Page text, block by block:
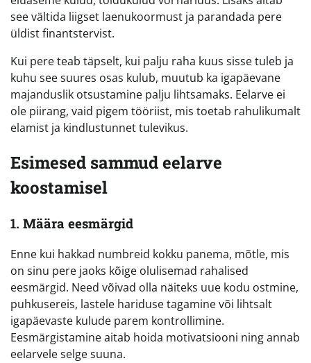
see vältida liigset laenukoormust ja parandada pere
üldist finantstervist.
Kui pere teab täpselt, kui palju raha kuus sisse tuleb ja
kuhu see suures osas kulub, muutub ka igapäevane
majanduslik otsustamine palju lihtsamaks. Eelarve ei
ole piirang, vaid pigem tööriist, mis toetab rahulikumalt
elamist ja kindlustunnet tulevikus.
Esimesed sammud eelarve
koostamisel
1. Määra eesmärgid
Enne kui hakkad numbreid kokku panema, mõtle, mis
on sinu pere jaoks kõige olulisemad rahalised
eesmärgid. Need võivad olla näiteks uue kodu ostmine,
puhkusereis, lastele hariduse tagamine või lihtsalt
igapäevaste kulude parem kontrollimine.
Eesmärgistamine aitab hoida motivatsiooni ning annab
eelarvele selge suuna.